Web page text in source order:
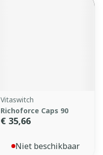
Vitaswitch
Richoforce Caps 90
€ 35,66
Niet beschikbaar